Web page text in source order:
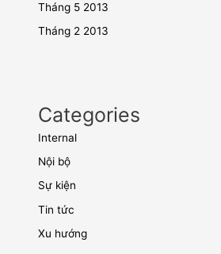
Tháng 5 2013
Tháng 2 2013
Categories
Internal
Nội bộ
Sự kiện
Tin tức
Xu hướng